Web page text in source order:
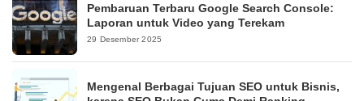
Pembaruan Terbaru Google Search Console:
Laporan untuk Video yang Terekam
29 Desember 2025
Mengenal Berbagai Tujuan SEO untuk Bisnis,